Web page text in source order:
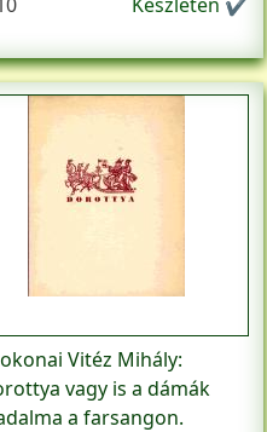
Vitéz Mihály:
vagy is a dámák
a farsangon.